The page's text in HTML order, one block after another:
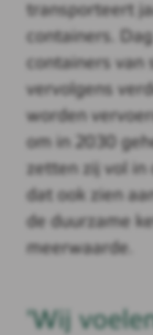
transporteert
containers.
containers
vervolgens
worden
om in 2030
zetten zij vol in
dat ook zien
de duurzame
meerwaarde.
'Wij